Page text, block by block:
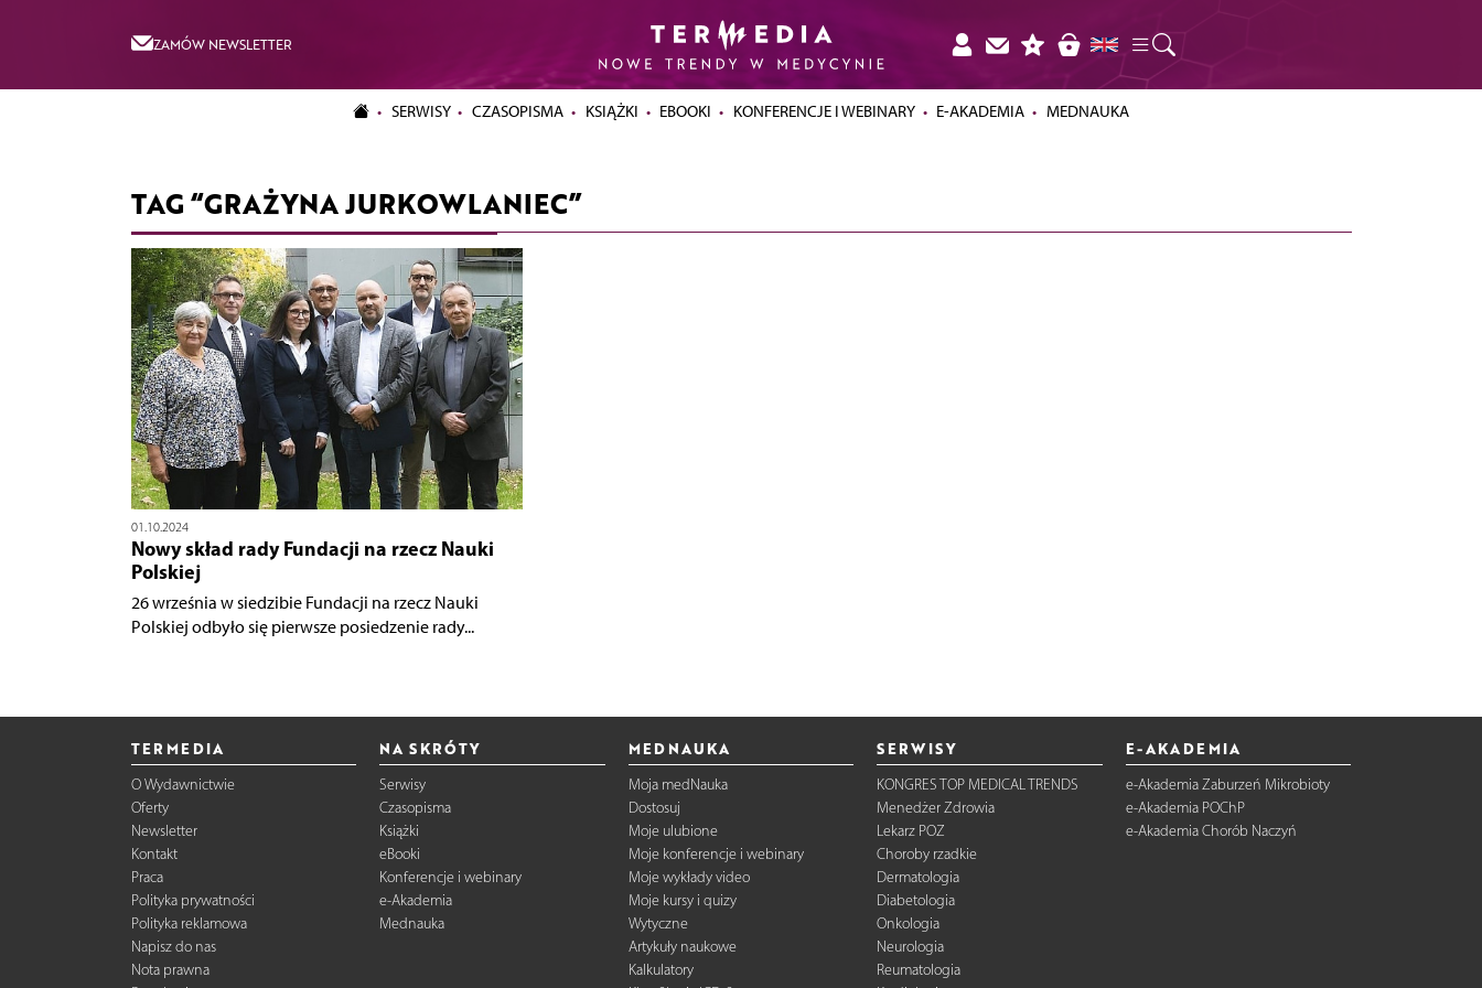
ZAMÓW NEWSLETTER
SERWISY CZASOPISMA KSIĄŻKI EBOOKI KONFERENCJE I WEBINARY E-AKADEMIA MEDNAUKA
TAG “GRAŻYNA JURKOWLANIEC”
01.10.2024
Nowy skład rady Fundacji na rzecz Nauki
Polskiej
26 września w siedzibie Fundacji na rzecz Nauki
Polskiej odbyło się pierwsze posiedzenie rady...
TERMEDIA
O Wydawnictwie
Oferty
Newsletter
Kontakt
Praca
Polityka prywatności
Polityka reklamowa
Napisz do nas
Nota prawna
NA SKRÓTY
Serwisy
Czasopisma
Książki
eBooki
Konferencje i webinary
e-Akademia
Mednauka
MEDNAUKA
Moja medNauka
Dostosuj
Moje ulubione
Moje konferencje i webinary
Moje wykłady video
Moje kursy i quizy
Wytyczne
Artykuły naukowe
Kalkulatory
SERWISY
KONGRES TOP MEDICAL TRENDS
Menedżer Zdrowia
Lekarz POZ
Choroby rzadkie
Dermatologia
Diabetologia
Onkologia
Neurologia
Reumatologia
E-AKADEMIA
e-Akademia Zaburzeń Mikrobioty
e-Akademia POChP
e-Akademia Chorób Naczyń